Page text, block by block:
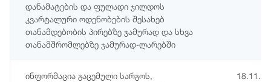
დანამატების და ფულადი ჯილდოს
კვარტალური ოდენობების შესახებ
თანამდებობის პირებზე ჯამურად და სხვა
თანამშრომლებზე ჯამურად-ლარებში
ინფორმაცია გაცემული სარგოს,